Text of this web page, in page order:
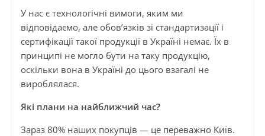
У нас є технологічні вимоги, яким ми
відповідаємо, але обов’язків зі стандартизації і
сертифікації такої продукції в Україні немає. Їх в
принципі не могло бути на таку продукцію,
оскільки вона в Україні до цього взагалі не
вироблялася.
Які плани на найближчий час?
Зараз 80% наших покупців — це переважно Київ.